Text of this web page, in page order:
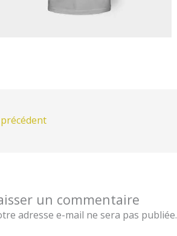
un commentaire
adresse e-mail ne sera pas publiée.